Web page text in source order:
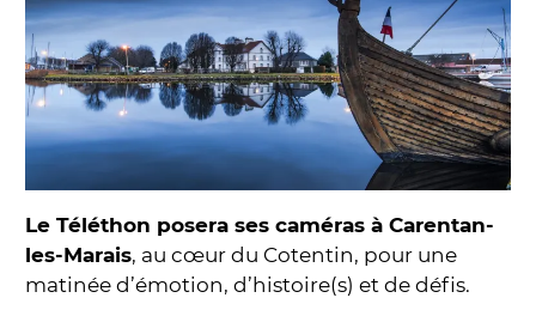
Le Téléthon posera ses caméras à Carentan-
les-Marais, au cœur du Cotentin, pour une
matinée d’émotion, d’histoire(s) et de défis.